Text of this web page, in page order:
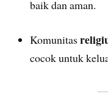
baik dan aman.
Komunitas
cocok untuk